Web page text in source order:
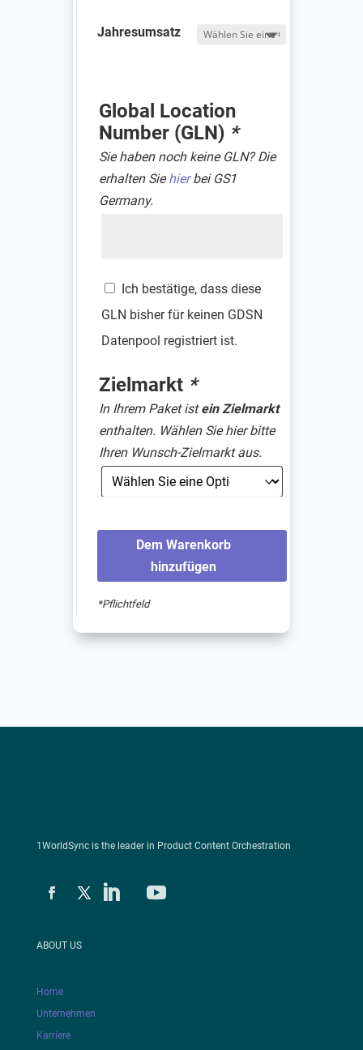
Jahresumsatz
Global Location
Number (GLN) *
Sie haben noch keine GLN? Die
erhalten Siehierbei GS1
Germany.
GLNIch bestätige, dass diese
GLN bisher für keinen GDSN
Datenpool registriert ist.
Zielmarkt *
In Ihrem Paket istein Zielmarkt
enthalten. Wählen Sie hier bitte
Ihren Wunsch-Zielmarkt aus.
Dem Warenkorb
hinzufügen
*Pflichtfeld
1WorldSync is the leader in Product Content Orchestration
ABOUT US
Home
Unternehmen
Karriere